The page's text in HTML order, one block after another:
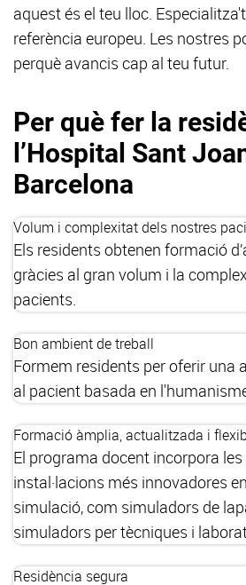
aquest és el teu lloc.
referència europeu. Les nostres
perquè avancis cap al teu futur.
Per què fer la
l’Hospital Sant
Barcelona
Volum i complexitat dels nostres
Els residents obtenen formació
gràcies al gran volum i la
pacients.
Bon ambient de treball
Formem residents per oferir una
al pacient basada en
Formació àmplia, actualitzada i
El programa docent incorpora
instal·lacions més innovadores
simulació, com simuladors de
simuladors per tècniques i
Residència segura